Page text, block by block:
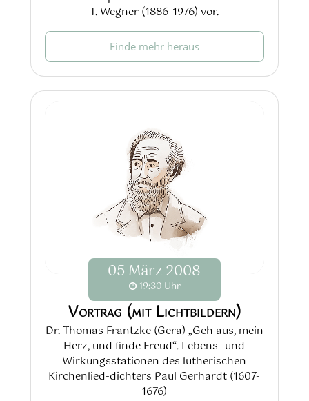
T. Wegner (1886–1976) vor.
Finde mehr heraus
05 März 2008
19:30 Uhr
Vortrag (mit Lichtbildern)
Dr. Thomas Frantzke (Gera) „Geh aus, mein
Herz, und finde Freud“. Lebens- und
Wirkungsstationen des lutherischen
Kirchenlied-dichters Paul Gerhardt (1607-
1676)